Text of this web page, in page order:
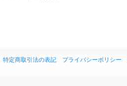
特定商取引法の表記 プライバシーポリシー